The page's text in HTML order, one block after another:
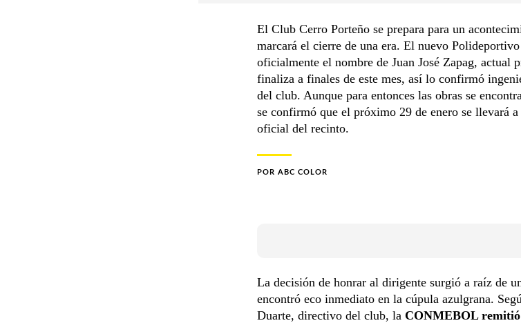
El Club Cerro Porteño se prepara para un
marcará el cierre de una era. El nuevo
oficialmente el nombre de Juan José Zapag, actual
finaliza a finales de este mes, así lo confirmó
del club. Aunque para entonces las obras se
se confirmó que el próximo 29 de enero se llevará
oficial del recinto.
POR ABC COLOR
La decisión de honrar al dirigente surgió a raíz de
encontró eco inmediato en la cúpula azulgrana.
Duarte, directivo del club, la CONMEBOL